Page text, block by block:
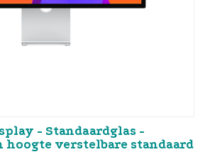
- Standaardglas -
hoogte verstelbare standaard